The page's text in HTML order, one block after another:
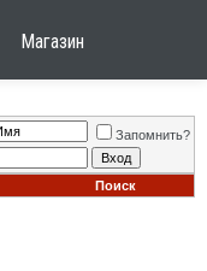
Магазин
Запомнить?
Поиск